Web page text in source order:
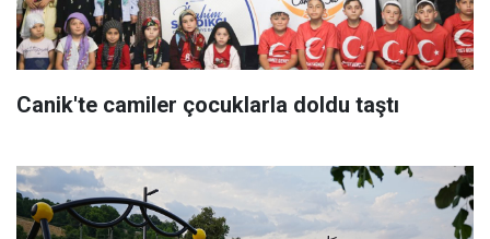
Canik'te camiler çocuklarla doldu taştı